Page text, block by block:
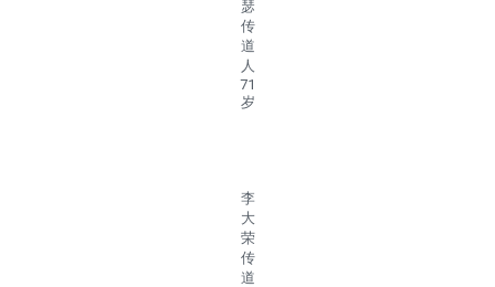
瑟
传
道
人
71
岁
李
大
荣
传
道